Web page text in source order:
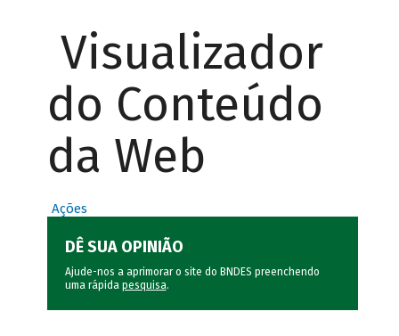
Visualizador
do Conteúdo
da Web
Ações
DÊ SUA OPINIÃO
Ajude-nos a aprimorar o site do BNDES preenchendo
uma rápida pesquisa.